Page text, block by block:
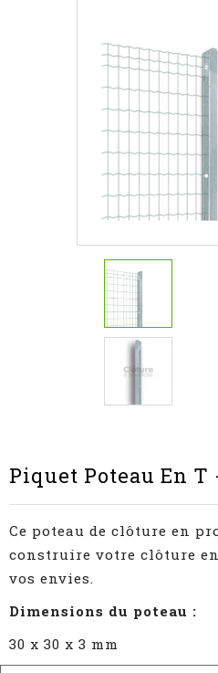
Piquet Poteau En T
Ce poteau de clôture en
construire votre clôture
vos envies.
Dimensions du poteau :
30 x 30 x 3 mm